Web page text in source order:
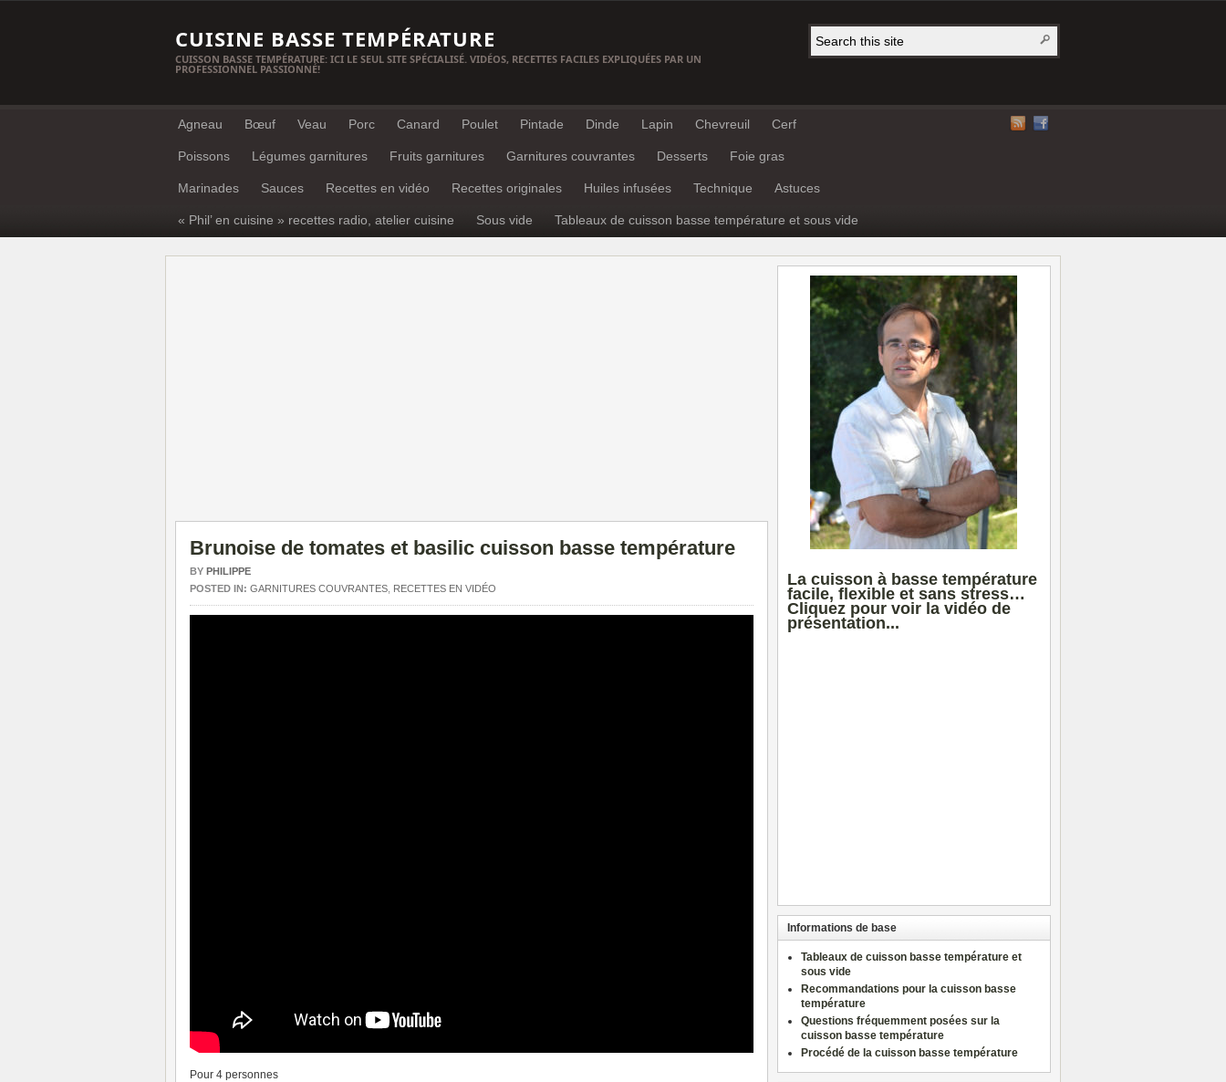
CUISINE BASSE TEMPÉRATURE
CUISSON BASSE TEMPÉRATURE: ICI LE SEUL SITE SPÉCIALISÉ. VIDÉOS, RECETTES FACILES EXPLIQUÉES PAR UN
PROFESSIONNEL PASSIONNÉ!
Agneau Bœuf Veau Porc Canard Poulet Pintade Dinde Lapin Chevreuil Cerf
Poissons Légumes garnitures Fruits garnitures Garnitures couvrantes Desserts Foie gras
Marinades Sauces Recettes en vidéo Recettes originales Huiles infusées Technique Astuces
« Phil’ en cuisine » recettes radio, atelier cuisine Sous vide Tableaux de cuisson basse température et sous vide
Brunoise de tomates et basilic cuisson basse température
BY PHILIPPE
POSTED IN: GARNITURES COUVRANTES RECETTES EN VIDÉO
Pour 4 personnes
La cuisson à basse température
facile, flexible et sans stress…
Cliquez pour voir la vidéo de
présentation...
Informations de base
Tableaux de cuisson basse température et
sous vide
Recommandations pour la cuisson basse
température
Questions fréquemment posées sur la
cuisson basse température
Procédé de la cuisson basse température